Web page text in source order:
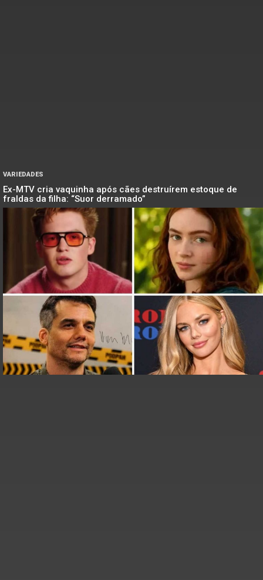
VARIEDADES
Ex-MTV cria vaquinha após cães destruírem estoque de
fraldas da filha: “Suor derramado”